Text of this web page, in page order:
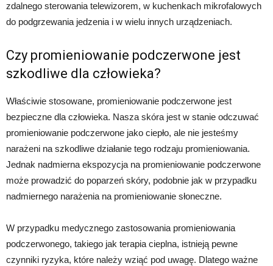
zdalnego sterowania telewizorem, w kuchenkach mikrofalowych
do podgrzewania jedzenia i w wielu innych urządzeniach.
Czy promieniowanie podczerwone jest
szkodliwe dla człowieka?
Właściwie stosowane, promieniowanie podczerwone jest
bezpieczne dla człowieka. Nasza skóra jest w stanie odczuwać
promieniowanie podczerwone jako ciepło, ale nie jesteśmy
narażeni na szkodliwe działanie tego rodzaju promieniowania.
Jednak nadmierna ekspozycja na promieniowanie podczerwone
może prowadzić do poparzeń skóry, podobnie jak w przypadku
nadmiernego narażenia na promieniowanie słoneczne.
W przypadku medycznego zastosowania promieniowania
podczerwonego, takiego jak terapia cieplna, istnieją pewne
czynniki ryzyka, które należy wziąć pod uwagę. Dlatego ważne